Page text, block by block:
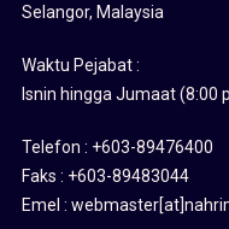
Selangor, Malaysia
Waktu Pejabat :
Isnin hingga Jumaat (8:00
Telefon : +603-89476400
Faks : +603-89483044
Emel :